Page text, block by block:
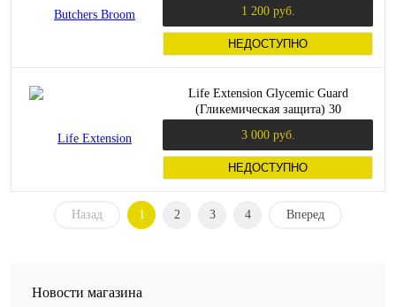
1 200 руб.
НЕДОСТУПНО
Life Extension Glycemic Guard
(Гликемическая защита) 30
3 000 руб.
НЕДОСТУПНО
Назад 1 2 3 4 Вперед
Новости магазина